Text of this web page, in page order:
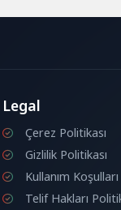
Legal
Çerez Politikası
Gizlilik Politikası
Kullanım
Telif Hakları